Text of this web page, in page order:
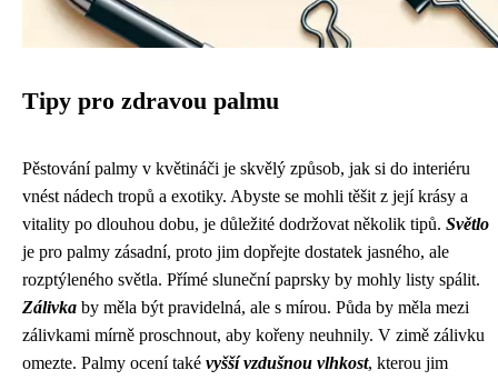
Tipy pro zdravou palmu
Pěstování palmy v květináči je skvělý způsob, jak si do interiéru
vnést nádech tropů a exotiky. Abyste se mohli těšit z její krásy a
vitality po dlouhou dobu, je důležité dodržovat několik tipů. Světlo
je pro palmy zásadní, proto jim dopřejte dostatek jasného, ​​ale
rozptýleného světla. Přímé sluneční paprsky by mohly listy spálit.
Zálivka by měla být pravidelná, ale s mírou. Půda by měla mezi
zálivkami mírně proschnout, aby kořeny neuhnily. V zimě zálivku
omezte. Palmy ocení také vyšší vzdušnou vlhkost, kterou jim